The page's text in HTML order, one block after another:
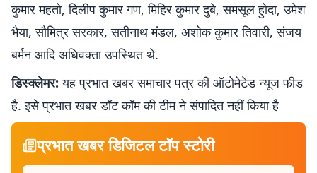
कुमार महतो, दिलीप कुमार गण, मिहिर कुमार दुबे, समसूल हुोदा, उमेश
भैया, सौमित्र सरकार, सतीनाथ मंडल, अशोक कुमार तिवारी, संजय
बर्मन आदि अधिवक्ता उपस्थित थे.
डिस्क्लेमर: यह प्रभात खबर समाचार पत्र की ऑटोमेटेड न्यूज फीड
है. इसे प्रभात खबर डॉट कॉम की टीम ने संपादित नहीं किया है
प्रभात खबर डिजिटल टॉप स्टोरी